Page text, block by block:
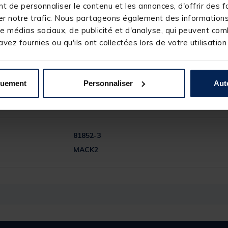
de personnaliser le contenu et les annonces, d'offrir des
notre trafic. Nous partageons également des
médias sociaux, de publicité et d'analyse, qui peuvent
fournies ou qu'ils ont collectées lors de votre
Personnaliser
. Il vous permettra de pêcher efficacement en toute simplicité.
en 1-2-4-6
81852-3
MACK2